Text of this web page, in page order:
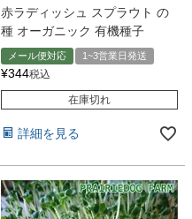
赤ラディッシュ スプラウト の
種 オーガニック 有機種子
メール便対応 1~3営業日発送
¥344税込
在庫切れ
詳細を見る